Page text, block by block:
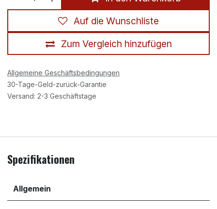
Zum Vergleich hinzufügen
Auf die Wunschliste
Allgemeine Geschäftsbedingungen
30-Tage-Geld-zurück-Garantie
Versand: 2-3 Geschäftstage
Spezifikationen
Allgemein